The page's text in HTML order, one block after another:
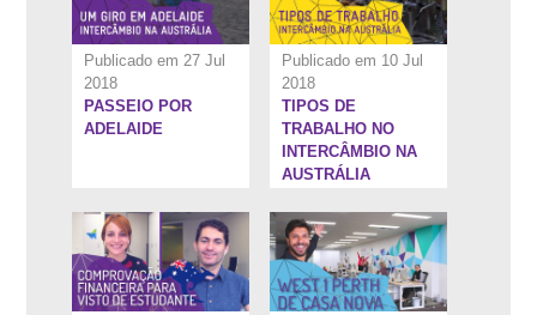
Publicado em 27 Jul
2018
PASSEIO POR
ADELAIDE
Publicado em 10 Jul
2018
TIPOS DE
TRABALHO NO
INTERCÂMBIO NA
AUSTRÁLIA
2:37''